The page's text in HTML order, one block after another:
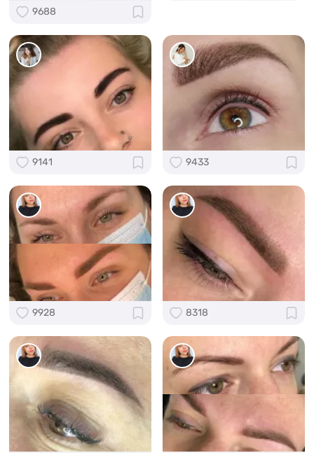
9688
9141 9433
9928 8318